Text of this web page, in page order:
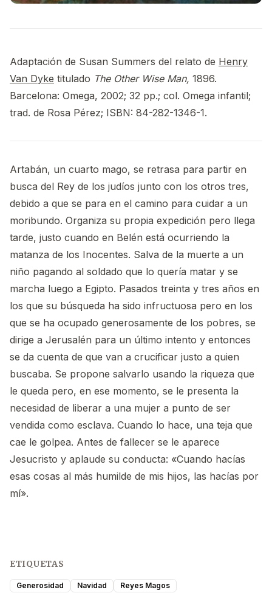
Adaptación de Susan Summers del relato de Henry
Van Dyke titulado The Other Wise Man, 1896.
Barcelona: Omega, 2002; 32 pp.; col. Omega infantil;
trad. de Rosa Pérez; ISBN: 84-282-1346-1.
Artabán, un cuarto mago, se retrasa para partir en
busca del Rey de los judíos junto con los otros tres,
debido a que se para en el camino para cuidar a un
moribundo. Organiza su propia expedición pero llega
tarde, justo cuando en Belén está ocurriendo la
matanza de los Inocentes. Salva de la muerte a un
niño pagando al soldado que lo quería matar y se
marcha luego a Egipto. Pasados treinta y tres años en
los que su búsqueda ha sido infructuosa pero en los
que se ha ocupado generosamente de los pobres, se
dirige a Jerusalén para un último intento y entonces
se da cuenta de que van a crucificar justo a quien
buscaba. Se propone salvarlo usando la riqueza que
le queda pero, en ese momento, se le presenta la
necesidad de liberar a una mujer a punto de ser
vendida como esclava. Cuando lo hace, una teja que
cae le golpea. Antes de fallecer se le aparece
Jesucristo y aplaude su conducta: «Cuando hacías
esas cosas al más humilde de mis hijos, las hacías por
mí».
ETIQUETAS
Generosidad Navidad Reyes Magos